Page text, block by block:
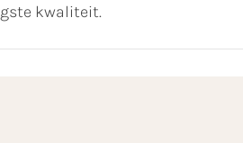
kwaliteit.